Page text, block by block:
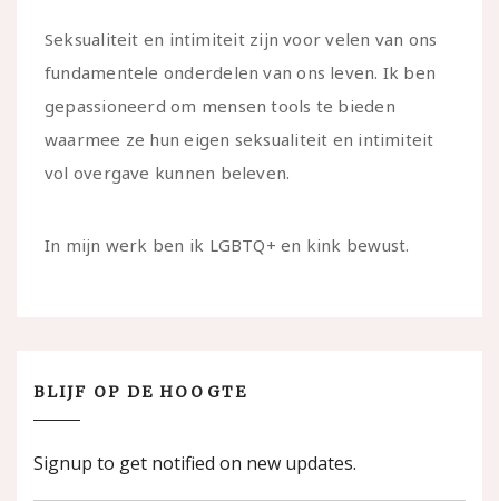
Seksualiteit en intimiteit zijn voor velen van ons
fundamentele onderdelen van ons leven. Ik ben
gepassioneerd om mensen tools te bieden
waarmee ze hun eigen seksualiteit en intimiteit
vol overgave kunnen beleven.
In mijn werk ben ik LGBTQ+ en kink bewust.
BLIJF OP DE HOOGTE